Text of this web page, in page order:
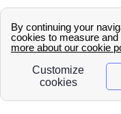
À propos
Qui sommes-nous ?